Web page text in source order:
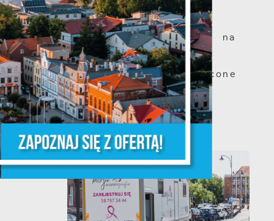
Szanowni Państwo,
serdecznie zapraszamy na
otwarte spotkanie
konsultacyjne, poświęcone
powołaniu...